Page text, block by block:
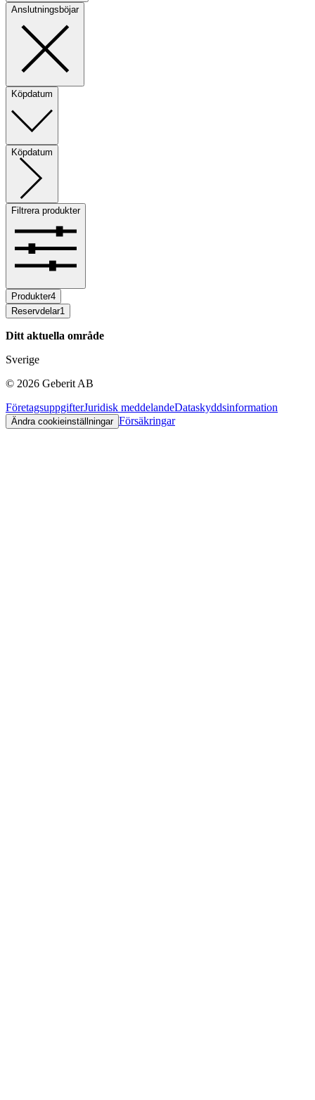
Anslutningsböjar
Köpdatum
Köpdatum
Filtrera produkter
Produkter4
Reservdelar1
Ditt aktuella område
Sverige
© 2026 Geberit AB
FöretagsuppgifterJuridisk meddelandeDataskyddsinformation
Ändra cookieinställningar Försäkringar